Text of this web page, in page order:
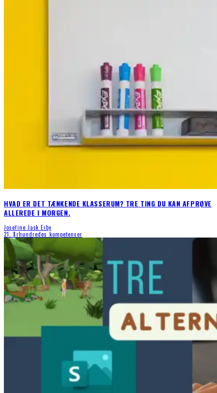
HVAD ER DET TÆNKENDE KLASSERUM? TRE TING DU KAN AFPRØVE
ALLEREDE I MORGEN.
Josefine Jack Eiby
21. århundredes kompetencer